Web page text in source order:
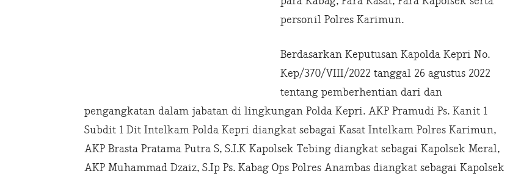
personil Polres Karimun.
Berdasarkan Keputusan Kapolda Kepri No.
Kep/370/VIII/2022 tanggal 26 agustus 2022
tentang pemberhentian dari dan
pengangkatan dalam jabatan di lingkungan Polda Kepri. AKP Pramudi Ps. Kanit 1
Subdit 1 Dit Intelkam Polda Kepri diangkat sebagai Kasat Intelkam Polres Karimun,
AKP Brasta Pratama Putra S, S.I.K Kapolsek Tebing diangkat sebagai Kapolsek Meral,
AKP Muhammad Dzaiz, S.Ip Ps. Kabag Ops Polres Anambas diangkat sebagai Kapolsek